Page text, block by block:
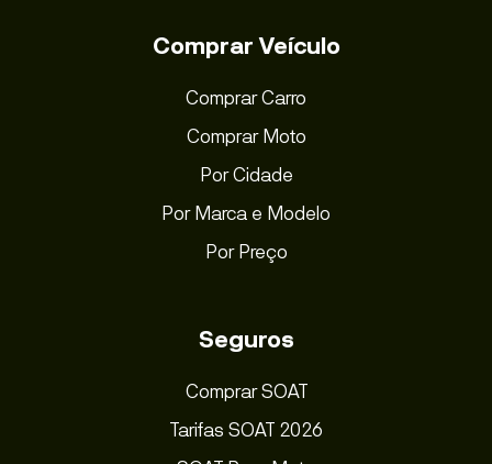
Comprar Veículo
Comprar Carro
Comprar Moto
Por Cidade
Por Marca e Modelo
Por Preço
Seguros
Comprar SOAT
Tarifas SOAT 2026